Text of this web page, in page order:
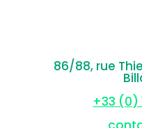
86/88, rue
+33 (0)